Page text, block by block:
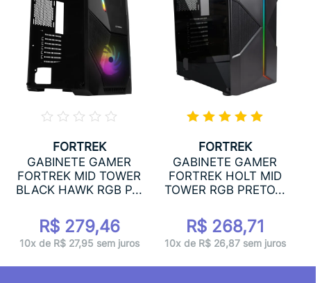
FORTREK
GABINETE GAMER
FORTREK MID TOWER
BLACK HAWK RGB P...
R$ 279,46
10x de R$ 27,95 sem juros
FORTREK
GABINETE GAMER
FORTREK HOLT MID
TOWER RGB PRETO...
R$ 268,71
10x de R$ 26,87 sem juros